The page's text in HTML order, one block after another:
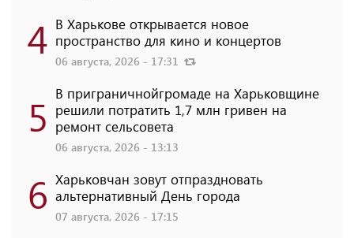
4 В Харькове открывается новое
пространство для кино и концертов
06 августа, 2026 - 17:31
5 В приграничнойгромаде на Харьковщине
решили потратить 1,7 млн ​​гривен на
ремонт сельсовета
06 августа, 2026 - 13:13
6 Харьковчан зовут отпраздновать
альтернативный День города
07 августа, 2026 - 17:15